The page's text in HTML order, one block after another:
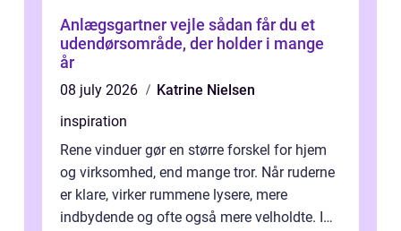
Anlægsgartner vejle sådan får du et
udendørsområde, der holder i mange
år
08 july 2026
Katrine Nielsen
inspiration
Rene vinduer gør en større forskel for hjem
og virksomhed, end mange tror. Når ruderne
er klare, virker rummene lysere, mere
indbydende og ofte også mere velholdte. I